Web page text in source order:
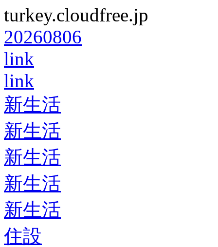
turkey.cloudfree.jp
20260806
link
link
新生活
新生活
新生活
新生活
新生活
住設